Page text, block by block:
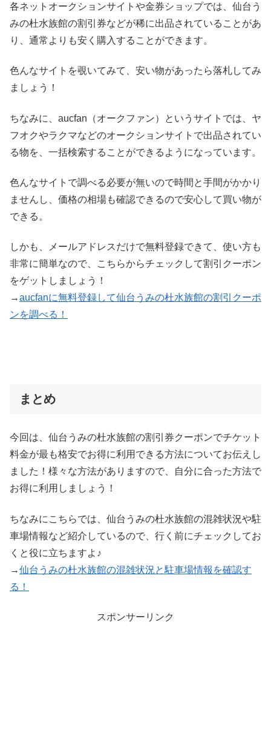
各ネットオークションサイトや金券ショップでは、仙台う
みの杜水族館の割引券などが稀に出品されていることがあ
り、通常よりも安く購入することができます。
色んなサイトを覗いてみて、安い物があったら落札してみ
ましょう！
ちなみに、aucfan（オークファン）というサイトでは、ヤ
フオクやラクマなどのオークションサイトで出品されてい
る物を、一括検索することができるようになっています。
色んなサイトで調べる必要が無いので時間と手間がかかり
ませんし、価格の相場も確認できるので安心して買い物が
できる。
しかも、メールアドレスだけで無料登録できて、使い方も
非常に簡単なので、こちらからチェックして割引クーポン
をゲットしましょう！
→aucfanに無料登録して仙台うみの杜水族館の割引クーポ
ンを調べる！
まとめ
今回は、仙台うみの杜水族館の割引券クーポンでチケット
料金が最も格安でお得に利用できる方法についてお伝えし
ました！様々な方法がありますので、自分に合った方法で
お得に利用しましょう！
ちなみにこちらでは、仙台うみの杜水族館の混雑状況や駐
車場情報など紹介しているので、行く前にチェックしてお
くと役に立ちますよ♪
→仙台うみの杜水族館の混雑状況と駐車場情報を確認す
る！
スポンサーリンク